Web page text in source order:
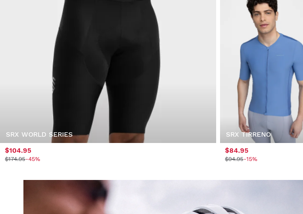
SRX WORLD SERIES
$104.95
$174.95-45%
SRX TIRRENO
$84.95
$94.95-15%